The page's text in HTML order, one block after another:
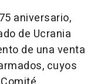
aniversario,
de Ucrania
de una venta
cuyos